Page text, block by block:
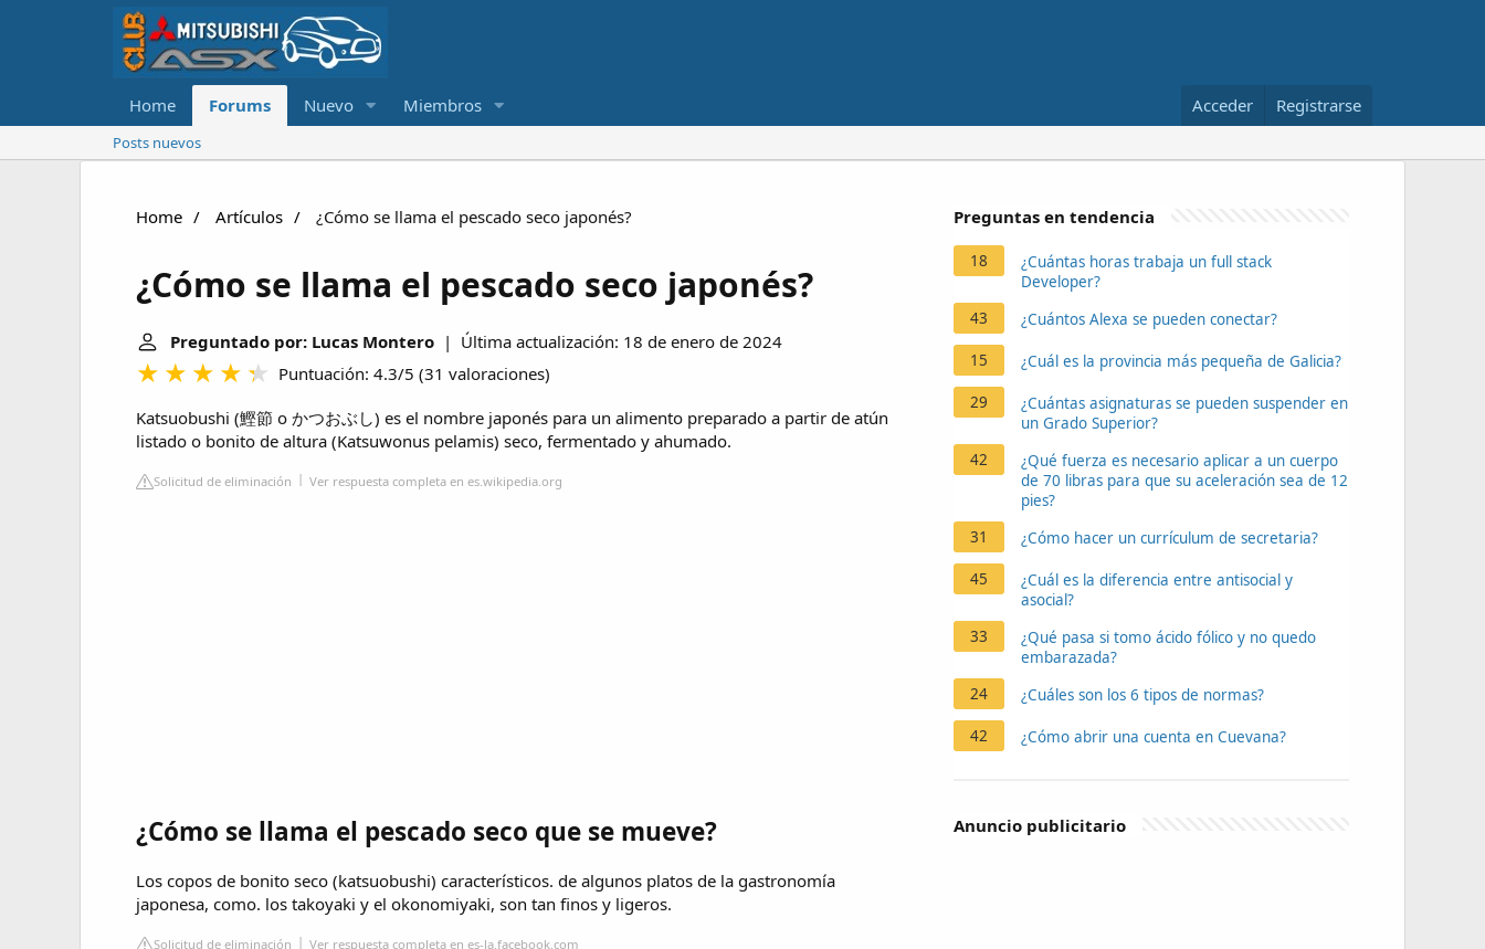
Home Forums Nuevo Miembros Acceder Registrarse
Posts nuevos
Home Artículos ¿Cómo se llama el pescado seco japonés?
¿Cómo se llama el pescado seco japonés?
Preguntado por: Lucas Montero | Última actualización: 18 de enero de 2024
Puntuación: 4.3/5 (31 valoraciones)
Katsuobushi (鰹節 o かつおぶし) es el nombre japonés para un alimento preparado a partir de atún
listado o bonito de altura (Katsuwonus pelamis) seco, fermentado y ahumado.
Solicitud de eliminación Ver respuesta completa en es.wikipedia.org
¿Cómo se llama el pescado seco que se mueve?
Los copos de bonito seco (katsuobushi) característicos. de algunos platos de la gastronomía
japonesa, como. los takoyaki y el okonomiyaki, son tan finos y ligeros.
Solicitud de eliminación Ver respuesta completa en es-la.facebook.com
Preguntas en tendencia
18
¿Cuántas horas trabaja un full stack
Developer?
43
¿Cuántos Alexa se pueden conectar?
15 ¿Cuál es la provincia más pequeña de Galicia?
29
¿Cuántas asignaturas se pueden suspender en
un Grado Superior?
42
¿Qué fuerza es necesario aplicar a un cuerpo
de 70 libras para que su aceleración sea de 12
pies?
31
¿Cómo hacer un currículum de secretaria?
45
¿Cuál es la diferencia entre antisocial y
asocial?
33
¿Qué pasa si tomo ácido fólico y no quedo
embarazada?
24
¿Cuáles son los 6 tipos de normas?
42 ¿Cómo abrir una cuenta en Cuevana?
Anuncio publicitario